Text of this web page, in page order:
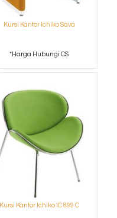
Kursi Kantor Ichiko Sava
*Harga Hubungi CS
Kursi Kantor Ichiko IC 899 C